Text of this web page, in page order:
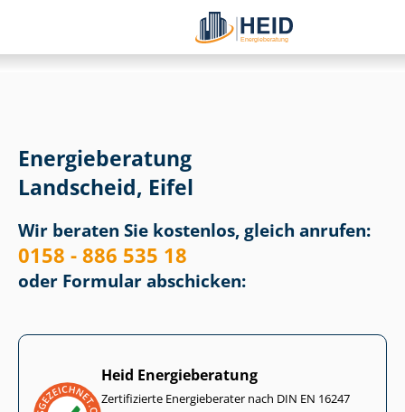
Energieberatung
Landscheid, Eifel
Wir beraten Sie kostenlos, gleich anrufen:
0158 - 886 535 18
oder Formular abschicken:
Heid Energieberatung
Zertifizierte Energieberater nach DIN EN 16247